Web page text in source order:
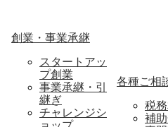
創業・事業承継
スタートアッ
プ創業
事業承継・引
継ぎ
チャレンジシ
各種ご相
税
補